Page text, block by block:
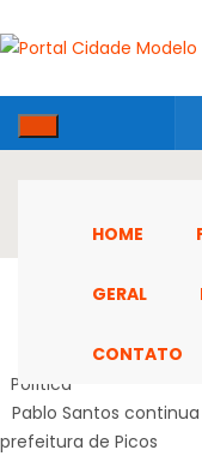
HOME
GERAL
CONTATO
Política
Pablo Santos
prefeitura de Picos